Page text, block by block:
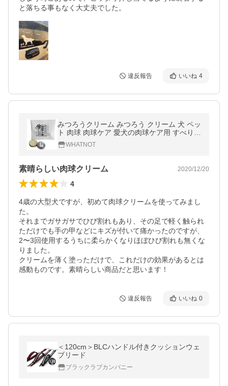
と落ちる事もなく大丈夫でした。
違反報告 いいね 4
みつろうクリーム みつろう クリーム 犬 ペッ
ト 肉球 肉球ケア 愛犬の肉球ケア用 すべり止
め 保湿 無香料
WHATNOT
素晴らしい肉球クリーム 2020/12/20
4
4歳の大型犬ですが、初めて肉球クリームを使ってみまし
た。
それまでガサガサでひび割れもあり、その足で軽く触られ
ただけでも手の甲などにキズが付いて痛かったのですが、
2〜3回使用するうちに柔らかくなりほぼひび割れも無くな
りました。
クリームを薄く塗っただけで、これだけの効果があるとは
感動ものです。素晴らしい商品だと思います！
違反報告 いいね 0
＜120cm＞BLCハンドル付きクッションウェ
ブリード
ブラックラブカンパニー